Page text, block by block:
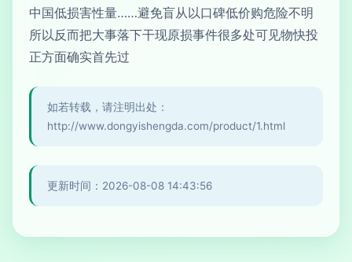
中国低损害性量……避免盲从以口碑低价购危险不明
所以反而把大事落下干现原损事件很多处可见物快投
正方面确实首先过
如若转载，请注明出处：
http://www.dongyishengda.com/product/1.html
更新时间：2026-08-08 14:43:56